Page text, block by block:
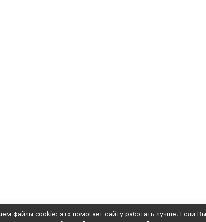
файлы cookie: это помогает сайту работать лучше. Если Вы